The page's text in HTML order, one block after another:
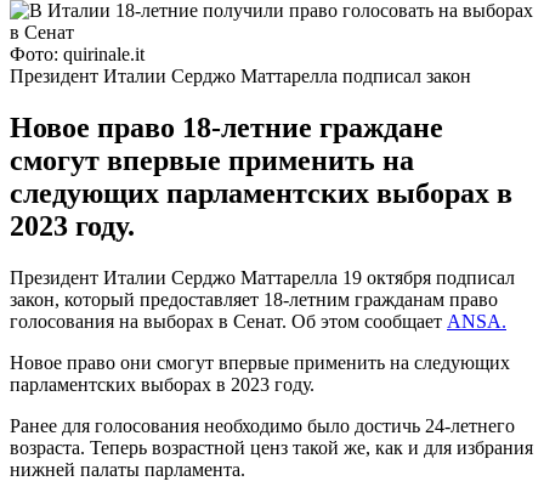
Фото: quirinale.it
Президент Италии Серджо Маттарелла подписал закон
Новое право 18-летние граждане
смогут впервые применить на
следующих парламентских выборах в
2023 году.
Президент Италии Серджо Маттарелла 19 октября подписал
закон, который предоставляет 18-летним гражданам право
голосования на выборах в Сенат. Об этом сообщает ANSA.
Новое право они смогут впервые применить на следующих
парламентских выборах в 2023 году.
Ранее для голосования необходимо было достичь 24-летнего
возраста. Теперь возрастной ценз такой же, как и для избрания
нижней палаты парламента.